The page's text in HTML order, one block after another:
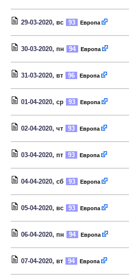
29-03-2020, вс 93 Европа
30-03-2020, пн 94 Европа
31-03-2020, вт 96 Европа
01-04-2020, ср 93 Европа
02-04-2020, чт 93 Европа
03-04-2020, пт 93 Европа
04-04-2020, сб 93 Европа
05-04-2020, вс 93 Европа
06-04-2020, пн 94 Европа
07-04-2020, вт 94 Европа